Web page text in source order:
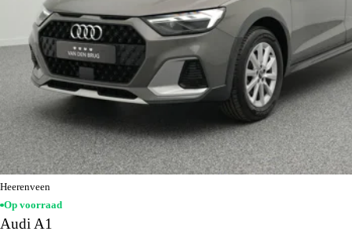
Heerenveen
Op voorraad
Audi A1